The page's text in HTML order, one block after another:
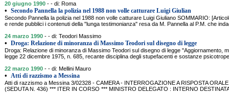
20 giugno 1990 - - di: Roma
• Secondo Pannella la polizia nel 1988 non volle catturare Luigi Giulian
Secondo Pannella la polizia nel 1988 non volle catturare Luigi Giuliano SOMMARIO:
e rende pubblici i contenuti della "lunga testimonianza" resa da M. Pannella al P.M. che
24 marzo 1990 - - di: Teodori Massimo
• Droga: Relazione di minoranza di Massimo Teodori sul disegno di legge
Droga: Relazione di minoranza di Massimo Teodori sul disegno di legge "Aggiornamento,
legge 22 dicembre 1975, n. 685, recante disciplina degli stupefacenti e sostanze
22 marzo 1990 - - di: Mellini Mauro
• Atti di razzismo a Messina
Atti di razzismo a Messina 3/02328 - CAMERA - INTERROGAZIONE A RISPOSTA
(SEDUTA N. 436) *** ITER IN CORSO *** MINISTRO DELEGATO : INTERNO